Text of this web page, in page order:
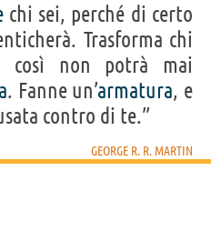
chi sei, perché di certo
Trasforma chi
così non potrà mai
. Fanne un’armatura, e
contro di te.”
GEORGE R. R. MARTIN